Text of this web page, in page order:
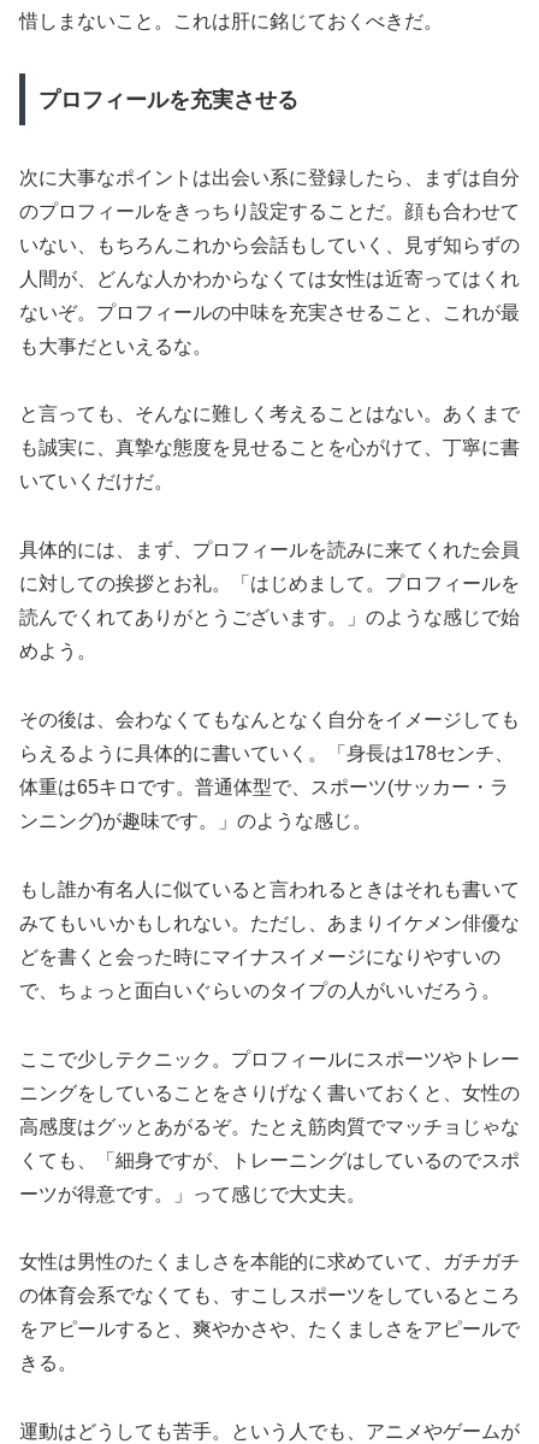
惜しまないこと。これは肝に銘じておくべきだ。
プロフィールを充実させる
次に大事なポイントは出会い系に登録したら、まずは自分
のプロフィールをきっちり設定することだ。顔も合わせて
いない、もちろんこれから会話もしていく、見ず知らずの
人間が、どんな人かわからなくては女性は近寄ってはくれ
ないぞ。プロフィールの中味を充実させること、これが最
も大事だといえるな。
と言っても、そんなに難しく考えることはない。あくまで
も誠実に、真摯な態度を見せることを心がけて、丁寧に書
いていくだけだ。
具体的には、まず、プロフィールを読みに来てくれた会員
に対しての挨拶とお礼。「はじめまして。プロフィールを
読んでくれてありがとうございます。」のような感じで始
めよう。
その後は、会わなくてもなんとなく自分をイメージしても
らえるように具体的に書いていく。「身長は178センチ、
体重は65キロです。普通体型で、スポーツ(サッカー・ラ
ンニング)が趣味です。」のような感じ。
もし誰か有名人に似ていると言われるときはそれも書いて
みてもいいかもしれない。ただし、あまりイケメン俳優な
どを書くと会った時にマイナスイメージになりやすいの
で、ちょっと面白いぐらいのタイプの人がいいだろう。
ここで少しテクニック。プロフィールにスポーツやトレー
ニングをしていることをさりげなく書いておくと、女性の
高感度はグッとあがるぞ。たとえ筋肉質でマッチョじゃな
くても、「細身ですが、トレーニングはしているのでスポ
ーツが得意です。」って感じで大丈夫。
女性は男性のたくましさを本能的に求めていて、ガチガチ
の体育会系でなくても、すこしスポーツをしているところ
をアピールすると、爽やかさや、たくましさをアピールで
きる。
運動はどうしても苦手。という人でも、アニメやゲームが